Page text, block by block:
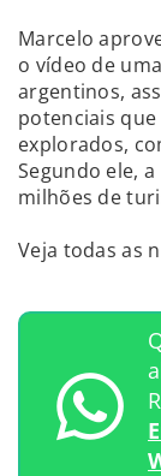
Marcelo
o vídeo de
argentinos,
potenciais
explorados,
Segundo ele,
milhões de
Veja todas as